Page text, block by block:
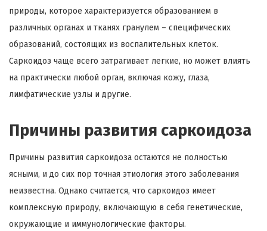
природы, которое характеризуется образованием в
различных органах и тканях гранулем – специфических
образований, состоящих из воспалительных клеток.
Саркоидоз чаще всего затрагивает легкие, но может влиять
на практически любой орган, включая кожу, глаза,
лимфатические узлы и другие.
Причины развития саркоидоза
Причины развития саркоидоза остаются не полностью
ясными, и до сих пор точная этиология этого заболевания
неизвестна. Однако считается, что саркоидоз имеет
комплексную природу, включающую в себя генетические,
окружающие и иммунологические факторы.